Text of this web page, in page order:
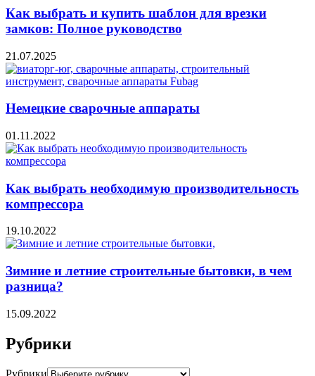
Как выбрать и купить шаблон для врезки
замков: Полное руководство
21.07.2025
Немецкие сварочные аппараты
01.11.2022
Как выбрать необходимую производительность
компрессора
19.10.2022
Зимние и летние строительные бытовки, в чем
разница?
15.09.2022
Рубрики
Рубрики